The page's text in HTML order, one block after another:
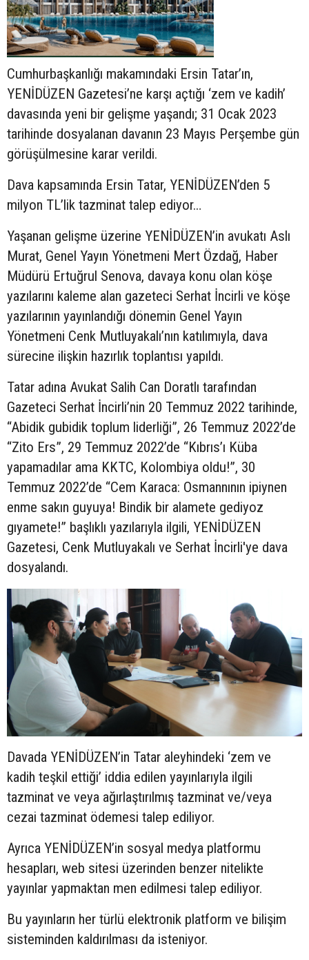
Cumhurbaşkanlığı makamındaki Ersin Tatar’ın,
YENİDÜZEN Gazetesi’ne karşı açtığı ‘zem ve kadih’
davasında yeni bir gelişme yaşandı; 31 Ocak 2023
tarihinde dosyalanan davanın 23 Mayıs Perşembe gün
görüşülmesine karar verildi.
Dava kapsamında Ersin Tatar, YENİDÜZEN’den 5
milyon TL’lik tazminat talep ediyor…
Yaşanan gelişme üzerine YENİDÜZEN’in avukatı Aslı
Murat, Genel Yayın Yönetmeni Mert Özdağ, Haber
Müdürü Ertuğrul Senova, davaya konu olan köşe
yazılarını kaleme alan gazeteci Serhat İncirli ve köşe
yazılarının yayınlandığı dönemin Genel Yayın
Yönetmeni Cenk Mutluyakalı’nın katılımıyla, dava
sürecine ilişkin hazırlık toplantısı yapıldı.
Tatar adına Avukat Salih Can Doratlı tarafından
Gazeteci Serhat İncirli’nin 20 Temmuz 2022 tarihinde,
“Abidik gubidik toplum liderliği”, 26 Temmuz 2022’de
“Zito Ers”, 29 Temmuz 2022’de “Kıbrıs’ı Küba
yapamadılar ama KKTC, Kolombiya oldu!”, 30
Temmuz 2022’de “Cem Karaca: Osmannının ipiynen
enme sakın guyuya! Bindik bir alamete gediyoz
gıyamete!” başlıklı yazılarıyla ilgili, YENİDÜZEN
Gazetesi, Cenk Mutluyakalı ve Serhat İncirli'ye dava
dosyalandı.
Davada YENİDÜZEN’in Tatar aleyhindeki ‘zem ve
kadih teşkil ettiği’ iddia edilen yayınlarıyla ilgili
tazminat ve veya ağırlaştırılmış tazminat ve/veya
cezai tazminat ödemesi talep ediliyor.
Ayrıca YENİDÜZEN’in sosyal medya platformu
hesapları, web sitesi üzerinden benzer nitelikte
yayınlar yapmaktan men edilmesi talep ediliyor.
Bu yayınların her türlü elektronik platform ve bilişim
sisteminden kaldırılması da isteniyor.